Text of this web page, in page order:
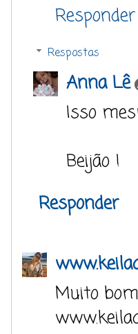
Responder
Respostas
Anna Lê
Isso
Beijão !
Responder
Muito